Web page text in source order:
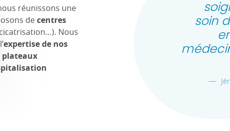
réunissons une
decentres
Nous
expertise de nos
plateaux
soin